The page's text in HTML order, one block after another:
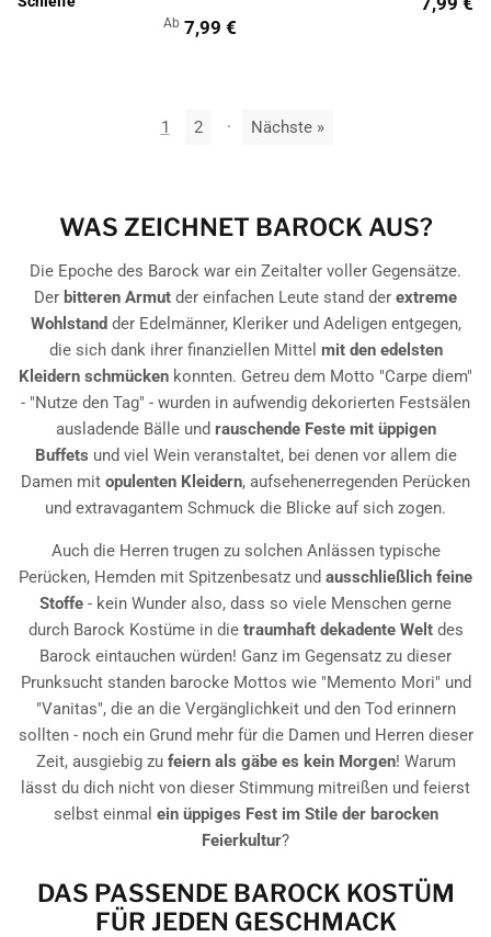
Ab 7,99 €
1 2 · Nächste »
WAS ZEICHNET BAROCK AUS?
Die Epoche des Barock war ein Zeitalter voller Gegensätze.
Der bitteren Armut der einfachen Leute stand der extreme
Wohlstand der Edelmänner, Kleriker und Adeligen entgegen,
die sich dank ihrer finanziellen Mittel mit den edelsten
Kleidern schmücken konnten. Getreu dem Motto "Carpe diem"
- "Nutze den Tag" - wurden in aufwendig dekorierten Festsälen
ausladende Bälle und rauschende Feste mit üppigen
Buffets und viel Wein veranstaltet, bei denen vor allem die
Damen mit opulenten Kleidern, aufsehenerregenden Perücken
und extravagantem Schmuck die Blicke auf sich zogen.
Auch die Herren trugen zu solchen Anlässen typische
Perücken, Hemden mit Spitzenbesatz und ausschließlich feine
Stoffe - kein Wunder also, dass so viele Menschen gerne
durch Barock Kostüme in die traumhaft dekadente Weltdes
Barock eintauchen würden! Ganz im Gegensatz zu dieser
Prunksucht standen barocke Mottos wie "Memento Mori" und
"Vanitas", die an die Vergänglichkeit und den Tod erinnern
sollten - noch ein Grund mehr für die Damen und Herren dieser
Zeit, ausgiebig zu feiern als gäbe es kein Morgen! Warum
lässt du dich nicht von dieser Stimmung mitreißen und feierst
selbst einmal ein üppiges Fest im Stile der barocken
Feierkultur?
DAS PASSENDE BAROCK KOSTÜM
FÜR JEDEN GESCHMACK